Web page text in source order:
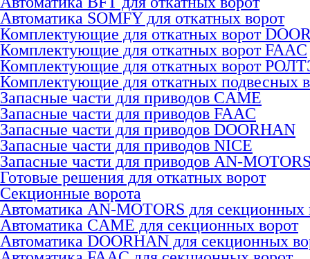
Автоматика SOMFY для откатных ворот
Комплектующие для откатных ворот
Комплектующие для откатных ворот FAAC
Комплектующие для откатных ворот
Комплектующие для откатных подвесных
Запасные части для приводов CAME
Запасные части для приводов FAAC
Запасные части для приводов DOORHAN
Запасные части для приводов NICE
Запасные части для приводов AN-
Готовые решения для откатных ворот
Секционные ворота
Автоматика AN-MOTORS для секционных
Автоматика CAME для секционных ворот
Автоматика DOORHAN для секционных